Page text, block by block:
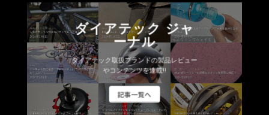
ダイアテック ジャ
ーナル
ダイアテック取扱ブランドの製品レビュー
やコンテンツを連載!!
記事一覧へ